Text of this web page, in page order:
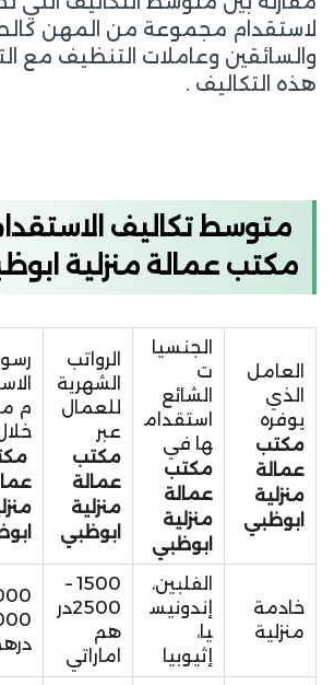
لاستقدام مجموعة من المهن
والسائقين وعاملات التنظيف مع
هذه التكاليف .
متوسط تكاليف
مكتب عمالة منزلية
العامل
الذي
يوفره
مكتب
عمالة
منزلية
ابوظبي
الجنسيا
ت
الشائع
استقدام
ها في
مكتب
عمالة
منزلية
ابوظبي
الرواتب
الشهرية
للعمال
عبر
مكتب
عمالة
منزلية
ابوظبي
م
خادمة
منزلية
الفلبين،
إندونيس
يا،
إثيوبيا
1500 –
2500در
هم
اماراتي